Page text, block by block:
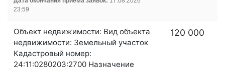
23:59
Объект недвижимости: Вид объекта
недвижимости: Земельный участок
Кадастровый номер:
24:11:0280203:2700 Назначение
120 000